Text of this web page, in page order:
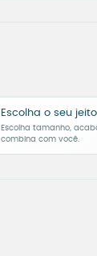
Escolha o seu jeito
Escolha tamanho,
combina com você.